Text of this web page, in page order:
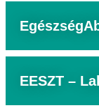
EESZT –